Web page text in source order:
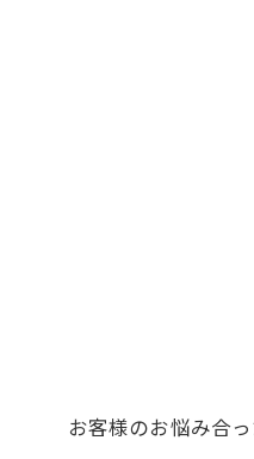
お客様のお悩み合